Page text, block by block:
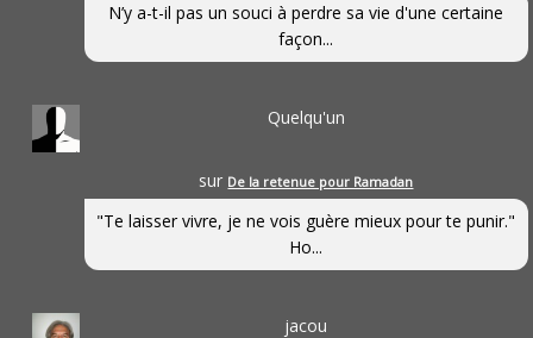
N’y a-t-il pas un souci à perdre sa vie d'une certaine
façon...
Quelqu'un
sur De la retenue pour Ramadan
"Te laisser vivre, je ne vois guère mieux pour te punir."
Ho...
jacou